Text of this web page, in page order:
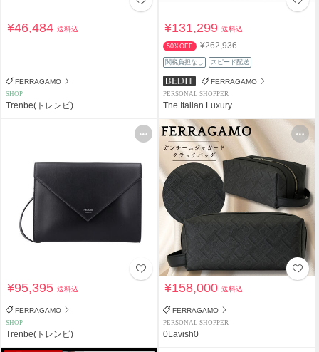
¥46,484送料込
FERRAGAMO
SHOP
Trenbe(トレンビ)
¥131,299送料込
50%OFF ¥262,936
関税負担なし スピード配送
FERRAGAMO
PERSONAL SHOPPER
The Italian Luxury
¥95,395送料込
FERRAGAMO
SHOP
Trenbe(トレンビ)
¥158,000送料込
FERRAGAMO
PERSONAL SHOPPER
0Lavish0